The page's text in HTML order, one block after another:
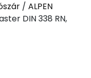
/ ALPEN
DIN 338 RN,